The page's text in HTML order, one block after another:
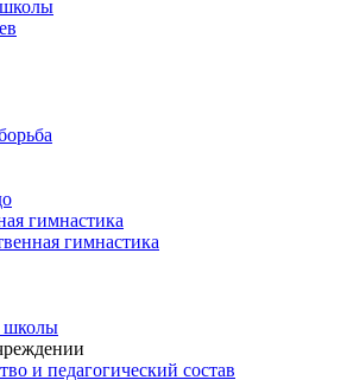
гимнастика
гимнастика
школы
и педагогический состав